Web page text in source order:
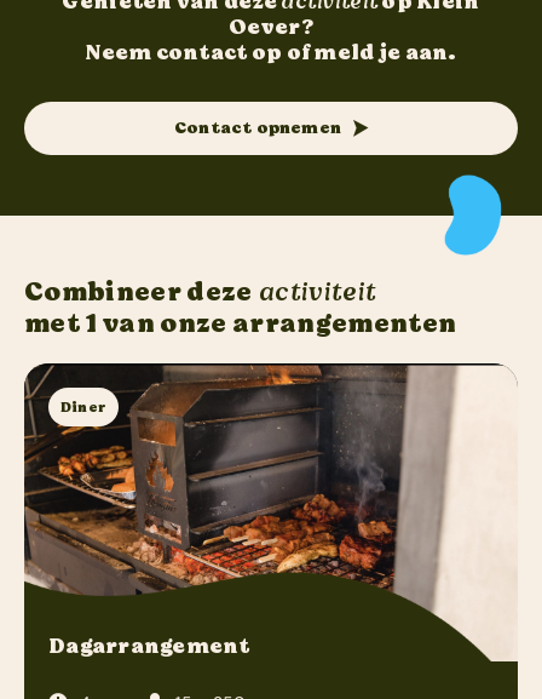
Oever?
Neem contact op of meld je aan.
Contact opnemen
Combineer deze activiteit
met 1 van onze arrangementen
Diner
Dagarrangement